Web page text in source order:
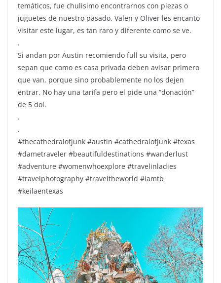
temáticos, fue chulisimo encontrarnos con piezas o
juguetes de nuestro pasado. Valen y Oliver les encanto
visitar este lugar, es tan raro y diferente como se ve.
.
Si andan por Austin recomiendo full su visita, pero
sepan que como es casa privada deben avisar primero
que van, porque sino probablemente no los dejen
entrar. No hay una tarifa pero el pide una “donación”
de 5 dol.
.
.
#thecathedralofjunk #austin #cathedralofjunk #texas
#dametraveler #beautifuldestinations #wanderlust
#adventure #womenwhoexplore #travelinladies
#travelphotography #traveltheworld #iamtb
#keilaentexas